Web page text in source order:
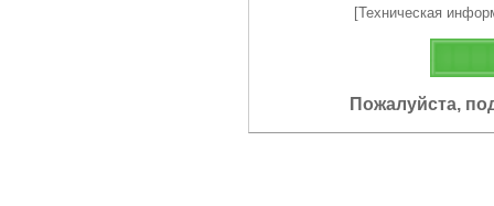
[Техническая
Пожалуйста,